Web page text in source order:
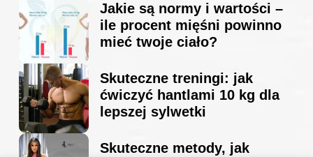
Jakie są normy i wartości –
ile procent mięśni powinno
mieć twoje ciało?
Skuteczne treningi: jak
ćwiczyć hantlami 10 kg dla
lepszej sylwetki
Skuteczne metody, jak